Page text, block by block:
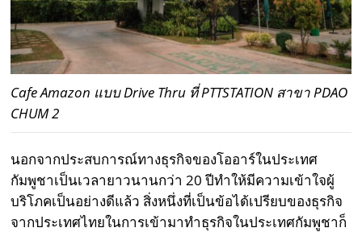
Cafe Amazon แบบ Drive Thru ที่ PTTSTATION สาขา PDAO
CHUM 2
นอกจากประสบการณ์ทางธุรกิจของโออาร์ในประเทศ
กัมพูชาเป็นเวลายาวนานกว่า 20 ปีทำให้มีความเข้าใจผู้
บริโภคเป็นอย่างดีแล้ว สิ่งหนึ่งที่เป็นข้อได้เปรียบของธุรกิจ
จากประเทศไทยในการเข้ามาทำธุรกิจในประเทศกัมพูชาก็